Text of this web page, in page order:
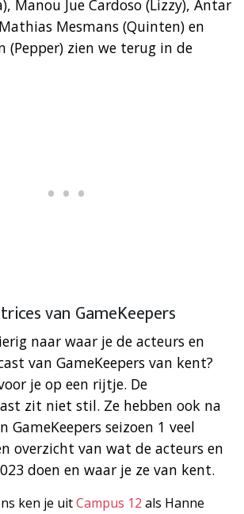
Manou Jue Cardoso (Lizzy), Antar
Mesmans (Quinten) en
(Pepper) zien we terug in de
van GameKeepers
naar waar je de acteurs en
van GameKeepers van kent?
je op een rijtje. De
zit niet stil. Ze hebben ook na
GameKeepers seizoen 1 veel
overzicht van wat de acteurs en
doen en waar je ze van kent.
ken je uitCampus 12 als Hanne